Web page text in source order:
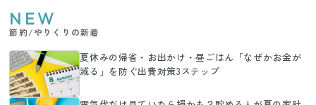
NEW
節約/やりくりの新着
夏休みの帰省・お出かけ・昼ごはん「なぜかお金が
減る」を防ぐ出費対策3ステップ